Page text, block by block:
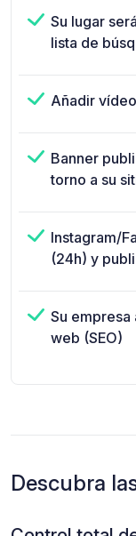
Su lugar
lista de
Añadir
Banner
torno a su
Instagram/
(24h) y
Su
web (SEO)
Descubra